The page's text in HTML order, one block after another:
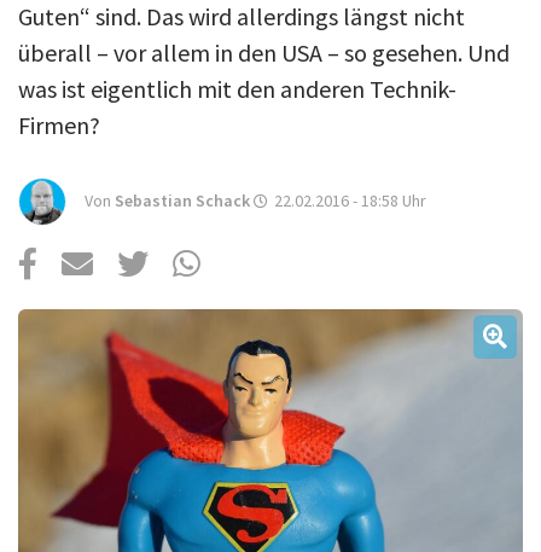
Podcast
Mac Life+
Guten“ sind. Das wird allerdings längst nicht
überall – vor allem in den USA – so gesehen. Und
was ist eigentlich mit den anderen Technik-
Firmen?
Von Sebastian Schack 22.02.2016 - 18:58 Uhr